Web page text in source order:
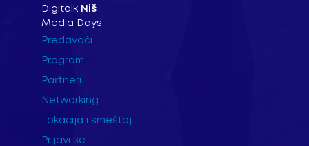
Digitalk Niš
Media Days
Predavači
Program
Partneri
Networking
Lokacija i smeštaj
Prijavi se